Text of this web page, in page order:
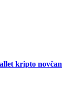
kripto